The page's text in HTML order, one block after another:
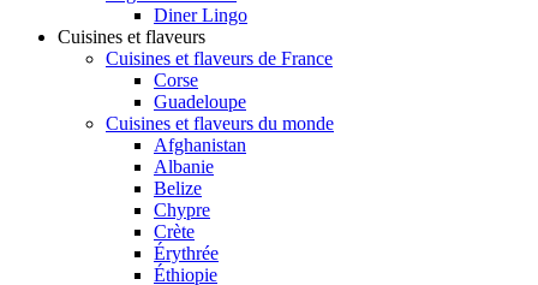
Diner Lingo
Cuisines et flaveurs
Cuisines et flaveurs de France
Corse
Guadeloupe
Cuisines et flaveurs du monde
Afghanistan
Albanie
Belize
Chypre
Crète
Érythrée
Éthiopie